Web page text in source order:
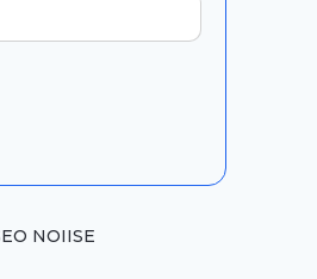
NOIISE